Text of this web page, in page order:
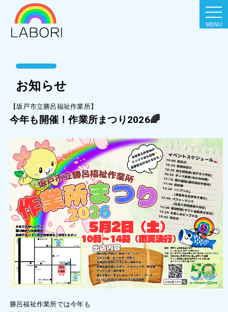
お知らせ
【坂戸市立勝呂福祉作業所】
今年も開催！作業所まつり2026🌈
勝呂福祉作業所では今年も